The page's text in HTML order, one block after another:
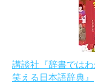
講談社『辞書では
笑える日本語辞典』